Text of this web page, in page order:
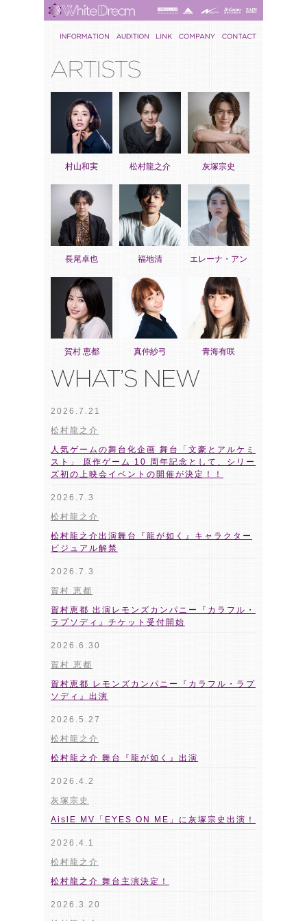
村山和実 松村龍之介 灰塚宗史
長尾卓也 福地清 エレーナ・アン
賀村 恵都 真仲紗弓 青海有咲
2026.7.21
松村龍之介
人気ゲームの舞台化企画 舞台「文豪とアルケミ
スト」 原作ゲーム 10 周年記念として、シリー
ズ初の上映会イベントの開催が決定！！
2026.7.3
松村龍之介
松村龍之介出演舞台『龍が如く』キャラクター
ビジュアル解禁
2026.7.3
賀村 恵都
賀村恵都 出演レモンズカンパニー『カラフル・
ラプソディ』チケット受付開始
2026.6.30
賀村 恵都
賀村恵都 レモンズカンパニー『カラフル・ラプ
ソディ』出演
2026.5.27
松村龍之介
松村龍之介 舞台『龍が如く』出演
2026.4.2
灰塚宗史
AislE MV「EYES ON ME」に灰塚宗史出演！
2026.4.1
松村龍之介
松村龍之介 舞台主演決定！
2026.3.20